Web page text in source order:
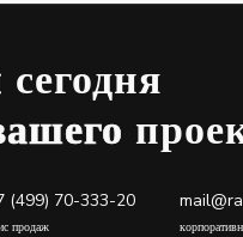
сегодня
(499) 70-333-20
продаж